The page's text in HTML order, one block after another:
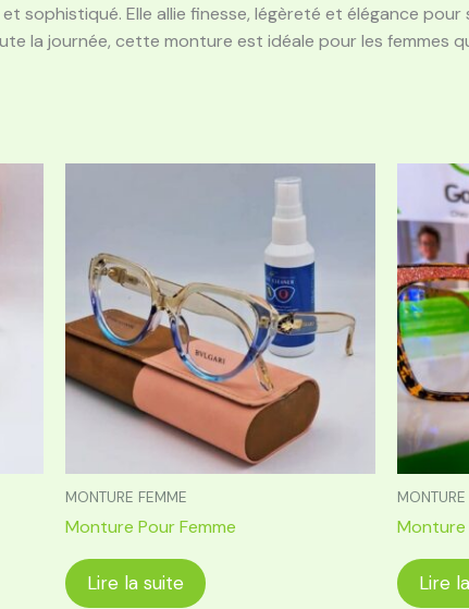
sophistiqué. Elle allie finesse, légèreté et élégance
la journée, cette monture est idéale pour les femmes
MONTURE FEMME
Monture Pour Femme
Lire la suite
Monture
Lire